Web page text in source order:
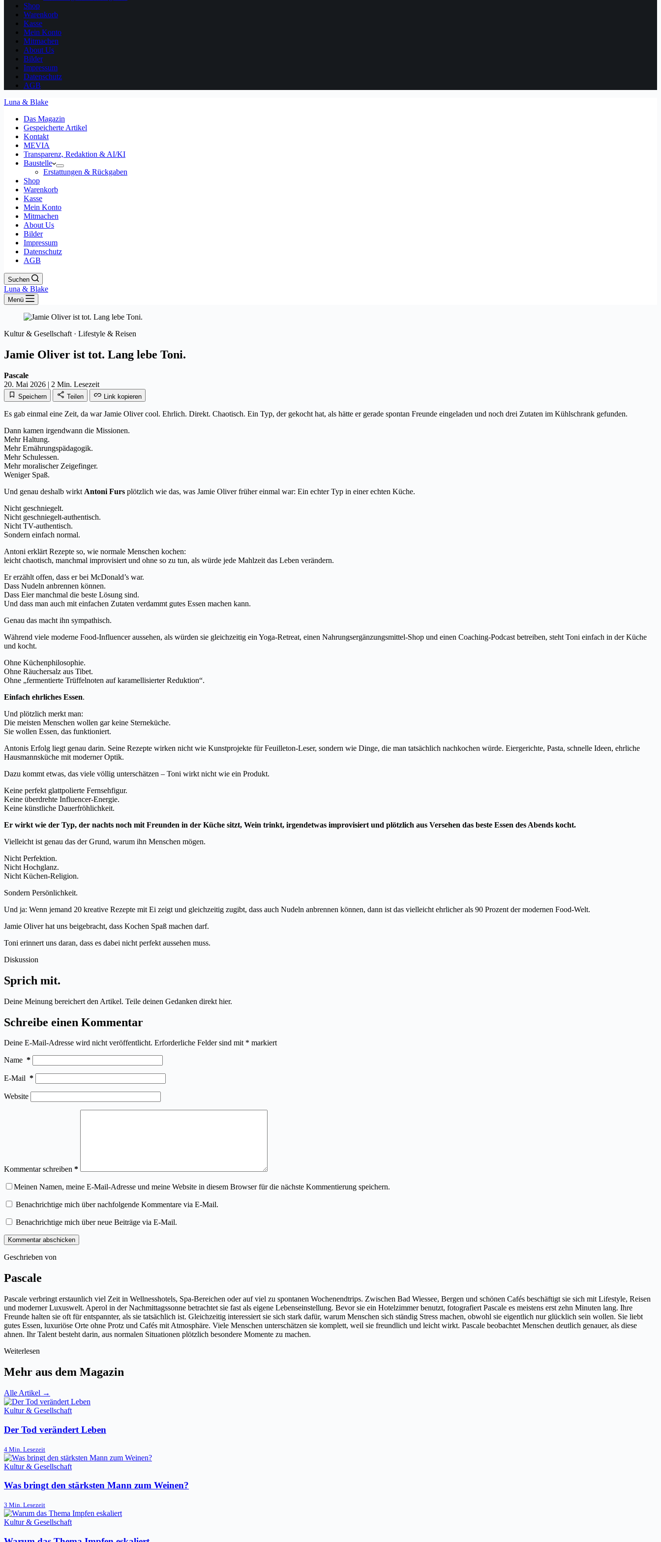
Shop
Warenkorb
Kasse
Mein Konto
Mitmachen
About Us
Bilder
Impressum
Datenschutz
AGB
Luna & Blake
Das Magazin
Gespeicherte Artikel
Kontakt
MEVIA
Transparenz, Redaktion & AI/KI
Baustelle
Erstattungen & Rückgaben
Shop
Warenkorb
Kasse
Mein Konto
Mitmachen
About Us
Bilder
Impressum
Datenschutz
AGB
Suchen
Luna & Blake
Menü
Kultur & Gesellschaft · Lifestyle & Reisen
Jamie Oliver ist tot. Lang lebe Toni.
Pascale
20. Mai 2026 | 2 Min. Lesezeit
Speichern Teilen Link kopieren
Es gab einmal eine Zeit, da war Jamie Oliver cool. Ehrlich. Direkt. Chaotisch. Ein Typ, der gekocht hat, als hätte er gerade spontan Freunde eingeladen und noch drei Zutaten im Kühlschrank gefunden.
Dann kamen irgendwann die Missionen.
Mehr Haltung.
Mehr Ernährungspädagogik.
Mehr Schulessen.
Mehr moralischer Zeigefinger.
Weniger Spaß.
Und genau deshalb wirkt Antoni Furs plötzlich wie das, was Jamie Oliver früher einmal war: Ein echter Typ in einer echten Küche.
Nicht geschniegelt.
Nicht geschniegelt-authentisch.
Nicht TV-authentisch.
Sondern einfach normal.
Antoni erklärt Rezepte so, wie normale Menschen kochen:
leicht chaotisch, manchmal improvisiert und ohne so zu tun, als würde jede Mahlzeit das Leben verändern.
Er erzählt offen, dass er bei McDonald’s war.
Dass Nudeln anbrennen können.
Dass Eier manchmal die beste Lösung sind.
Und dass man auch mit einfachen Zutaten verdammt gutes Essen machen kann.
Genau das macht ihn sympathisch.
Während viele moderne Food-Influencer aussehen, als würden sie gleichzeitig ein Yoga-Retreat, einen Nahrungsergänzungsmittel-Shop und einen Coaching-Podcast betreiben, steht Toni einfach in der Küche
und kocht.
Ohne Küchenphilosophie.
Ohne Räuchersalz aus Tibet.
Ohne „fermentierte Trüffelnoten auf karamellisierter Reduktion“.
Einfach ehrliches Essen.
Und plötzlich merkt man:
Die meisten Menschen wollen gar keine Sterneküche.
Sie wollen Essen, das funktioniert.
Antonis Erfolg liegt genau darin. Seine Rezepte wirken nicht wie Kunstprojekte für Feuilleton-Leser, sondern wie Dinge, die man tatsächlich nachkochen würde. Eiergerichte, Pasta, schnelle Ideen, ehrliche
Hausmannsküche mit moderner Optik.
Dazu kommt etwas, das viele völlig unterschätzen – Toni wirkt nicht wie ein Produkt.
Keine perfekt glattpolierte Fernsehfigur.
Keine überdrehte Influencer-Energie.
Keine künstliche Dauerfröhlichkeit.
Er wirkt wie der Typ, der nachts noch mit Freunden in der Küche sitzt, Wein trinkt, irgendetwas improvisiert und plötzlich aus Versehen das beste Essen des Abends kocht.
Vielleicht ist genau das der Grund, warum ihn Menschen mögen.
Nicht Perfektion.
Nicht Hochglanz.
Nicht Küchen-Religion.
Sondern Persönlichkeit.
Und ja: Wenn jemand 20 kreative Rezepte mit Ei zeigt und gleichzeitig zugibt, dass auch Nudeln anbrennen können, dann ist das vielleicht ehrlicher als 90 Prozent der modernen Food-Welt.
Jamie Oliver hat uns beigebracht, dass Kochen Spaß machen darf.
Toni erinnert uns daran, dass es dabei nicht perfekt aussehen muss.
Diskussion
Sprich mit.
Deine Meinung bereichert den Artikel. Teile deinen Gedanken direkt hier.
Schreibe einen Kommentar
Deine E-Mail-Adresse wird nicht veröffentlicht. Erforderliche Felder sind mit * markiert
Name *
E-Mail *
Website
Kommentar schreiben *
Meinen Namen, meine E-Mail-Adresse und meine Website in diesem Browser für die nächste Kommentierung speichern.
Benachrichtige mich über nachfolgende Kommentare via E-Mail.
Benachrichtige mich über neue Beiträge via E-Mail.
Kommentar abschicken
Geschrieben von
Pascale
Pascale verbringt erstaunlich viel Zeit in Wellnesshotels, Spa-Bereichen oder auf viel zu spontanen Wochenendtrips. Zwischen Bad Wiessee, Bergen und schönen Cafés beschäftigt sie sich mit Lifestyle, Reisen
und moderner Luxuswelt. Aperol in der Nachmittagssonne betrachtet sie fast als eigene Lebenseinstellung. Bevor sie ein Hotelzimmer benutzt, fotografiert Pascale es meistens erst zehn Minuten lang. Ihre
Freunde halten sie oft für entspannter, als sie tatsächlich ist. Gleichzeitig interessiert sie sich stark dafür, warum Menschen sich ständig Stress machen, obwohl sie eigentlich nur glücklich sein wollen. Sie liebt
gutes Essen, luxuriöse Orte ohne Protz und Cafés mit Atmosphäre. Viele Menschen unterschätzen sie komplett, weil sie freundlich und leicht wirkt. Pascale beobachtet Menschen deutlich genauer, als diese
ahnen. Ihr Talent besteht darin, aus normalen Situationen plötzlich besondere Momente zu machen.
Weiterlesen
Mehr aus dem Magazin
Alle Artikel →
Kultur & Gesellschaft
Der Tod verändert Leben
4 Min. Lesezeit
Kultur & Gesellschaft
Was bringt den stärksten Mann zum Weinen?
3 Min. Lesezeit
Kultur & Gesellschaft